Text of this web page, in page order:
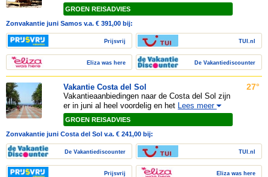
GROEN REISADVIES
Zonvakantie juni Samos v.a. € 391,00 bij:
Prijsvrij
Eliza was here
TUI.nl
De Vakantiediscounter
Vakantie Costa del Sol
Vakantieaanbiedingen naar de Costa del Sol zijn
er in juni al heel voordelig en het Lees meer
GROEN REISADVIES
27°
Zonvakantie juni Costa del Sol v.a. € 241,00 bij:
De Vakantiediscounter
Prijsvrij
TUI.nl
Eliza was here